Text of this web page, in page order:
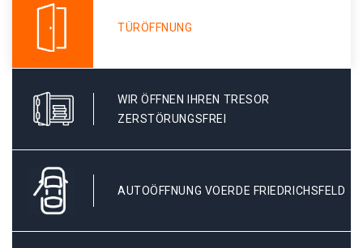
TÜRÖFFNUNG
WIR ÖFFNEN IHREN TRESOR
ZERSTÖRUNGSFREI
AUTOÖFFNUNG VOERDE FRIEDRICHSFELD